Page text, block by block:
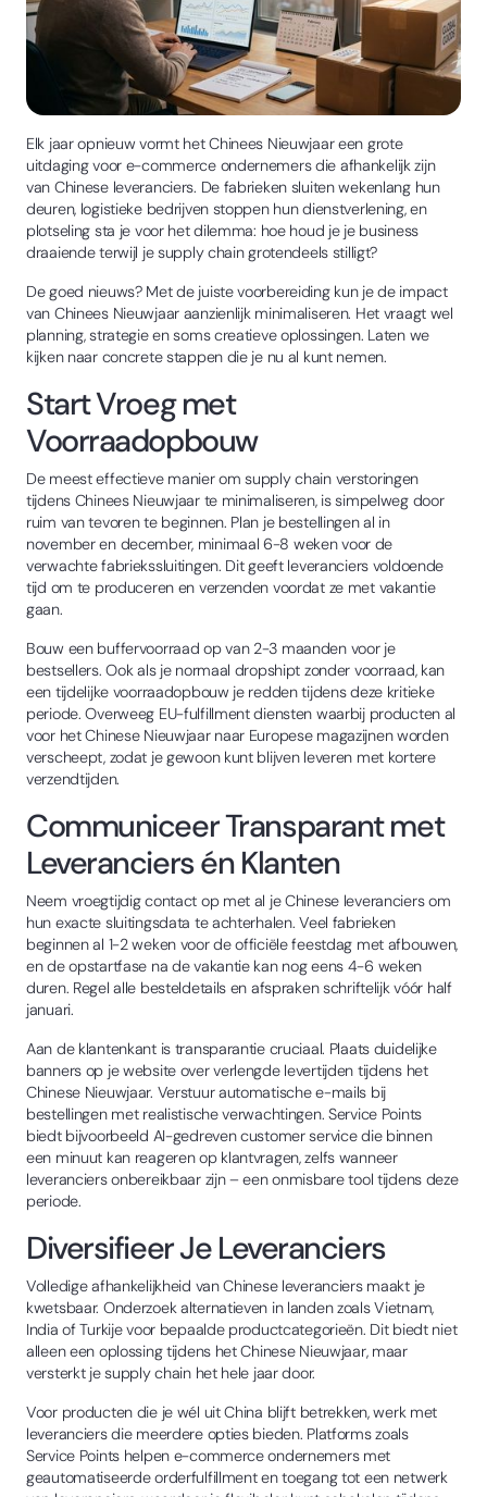
Elk jaar opnieuw vormt het Chinees Nieuwjaar een grote
uitdaging voor e-commerce ondernemers die afhankelijk zijn
van Chinese leveranciers. De fabrieken sluiten wekenlang hun
deuren, logistieke bedrijven stoppen hun dienstverlening, en
plotseling sta je voor het dilemma: hoe houd je je business
draaiende terwijl je supply chain grotendeels stilligt?
De goed nieuws? Met de juiste voorbereiding kun je de impact
van Chinees Nieuwjaar aanzienlijk minimaliseren. Het vraagt wel
planning, strategie en soms creatieve oplossingen. Laten we
kijken naar concrete stappen die je nu al kunt nemen.
Start Vroeg met
Voorraadopbouw
De meest effectieve manier om supply chain verstoringen
tijdens Chinees Nieuwjaar te minimaliseren, is simpelweg door
ruim van tevoren te beginnen. Plan je bestellingen al in
november en december, minimaal 6-8 weken voor de
verwachte fabriekssluitingen. Dit geeft leveranciers voldoende
tijd om te produceren en verzenden voordat ze met vakantie
gaan.
Bouw een buffervoorraad op van 2-3 maanden voor je
bestsellers. Ook als je normaal dropshipt zonder voorraad, kan
een tijdelijke voorraadopbouw je redden tijdens deze kritieke
periode. Overweeg EU-fulfillment diensten waarbij producten al
voor het Chinese Nieuwjaar naar Europese magazijnen worden
verscheept, zodat je gewoon kunt blijven leveren met kortere
verzendtijden.
Communiceer Transparant met
Leveranciers én Klanten
Neem vroegtijdig contact op met al je Chinese leveranciers om
hun exacte sluitingsdata te achterhalen. Veel fabrieken
beginnen al 1-2 weken voor de officiële feestdag met afbouwen,
en de opstartfase na de vakantie kan nog eens 4-6 weken
duren. Regel alle besteldetails en afspraken schriftelijk vóór half
januari.
Aan de klantenkant is transparantie cruciaal. Plaats duidelijke
banners op je website over verlengde levertijden tijdens het
Chinese Nieuwjaar. Verstuur automatische e-mails bij
bestellingen met realistische verwachtingen. Service Points
biedt bijvoorbeeld AI-gedreven customer service die binnen
een minuut kan reageren op klantvragen, zelfs wanneer
leveranciers onbereikbaar zijn – een onmisbare tool tijdens deze
periode.
Diversifieer Je Leveranciers
Volledige afhankelijkheid van Chinese leveranciers maakt je
kwetsbaar. Onderzoek alternatieven in landen zoals Vietnam,
India of Turkije voor bepaalde productcategorieën. Dit biedt niet
alleen een oplossing tijdens het Chinese Nieuwjaar, maar
versterkt je supply chain het hele jaar door.
Voor producten die je wél uit China blijft betrekken, werk met
leveranciers die meerdere opties bieden. Platforms zoals
Service Points helpen e-commerce ondernemers met
geautomatiseerde orderfulfillment en toegang tot een netwerk